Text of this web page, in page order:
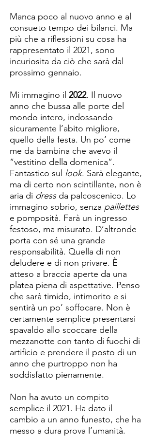
Manca poco al nuovo anno e al
consueto tempo dei bilanci. Ma
più che a riflessioni su cosa ha
rappresentato il 2021, sono
incuriosita da ciò che sarà dal
prossimo gennaio.
Mi immagino il 2022. Il nuovo
anno che bussa alle porte del
mondo intero, indossando
sicuramente l’abito migliore,
quello della festa. Un po’ come
me da bambina che avevo il
“vestitino della domenica”.
Fantastico sul look. Sarà elegante,
ma di certo non scintillante, non è
aria di dressda palcoscenico. Lo
immagino sobrio, senza paillettes
e pomposità. Farà un ingresso
festoso, ma misurato. D’altronde
porta con sé una grande
responsabilità. Quella di non
deludere e di non privare. È
atteso a braccia aperte da una
platea piena di aspettative. Penso
che sarà timido, intimorito e si
sentirà un po’ soffocare. Non è
certamente semplice presentarsi
spavaldo allo scoccare della
mezzanotte con tanto di fuochi di
artificio e prendere il posto di un
anno che purtroppo non ha
soddisfatto pienamente.
Non ha avuto un compito
semplice il 2021. Ha dato il
cambio a un anno funesto, che ha
messo a dura prova l’umanità.